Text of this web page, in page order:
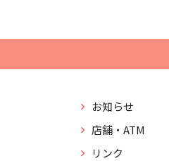
お知らせ
店舗・ATM
リンク